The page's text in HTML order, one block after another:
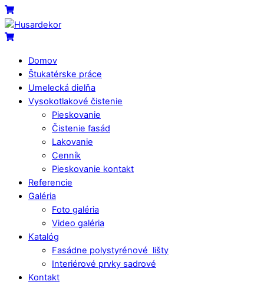
Skip
to
content
Menu
Cart
Cart
Domov
Štukatérske práce
Umelecká dielňa
Vysokotlakové čistenie
Pieskovanie
Čistenie fasád
Lakovanie
Cenník
Pieskovanie kontakt
Referencie
Galéria
Foto galéria
Video galéria
Katalóg
Fasádne polystyrénové lišty
Interiérové prvky sadrové
Kontakt